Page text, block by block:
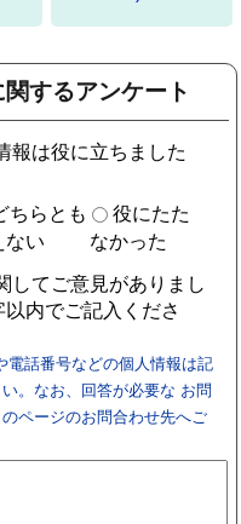
するアンケート
報は役に立ちました
ちらとも
ない
役にたた
なかった
してご意見がありまし
内でご記入くださ
電話番号などの個人情報は記
。なお、回答が必要な お問
ページのお問合わせ先へご